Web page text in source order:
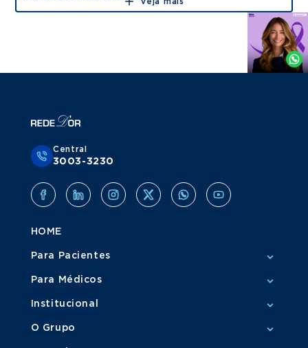
Agende
Whatsapp
Central
3003-3230
HOME
Para Pacientes
Para Médicos
Institucional
O Grupo